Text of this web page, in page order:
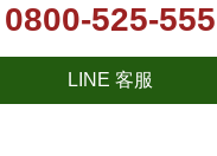
0800-525-555
LINE 客服